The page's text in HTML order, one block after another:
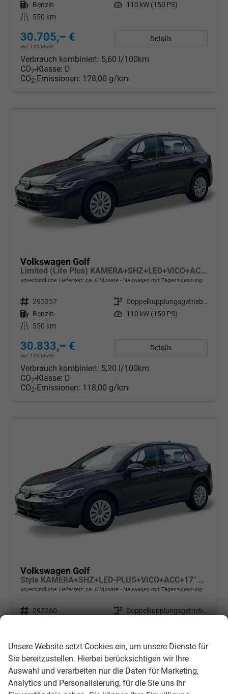
Kraftstoff Benzin Leistung 110 kW (150 PS)
Kilometerstand
550 km
30.705,– €
incl. 19% MwSt.
Details
Verbrauch kombiniert: 5,60 l/100km
CO2-Klasse: D
CO2-Emissionen: 128,00 g/km
Volkswagen Golf
Limited (Life Plus) KAMERA+SHZ+LED+VICO+ACC+17'' ALU
unverbindliche Lieferzeit: ca. 6 Monate Neuwagen mit Tageszulassung
Fahrzeugnr. 295257 Getriebe
Doppelkupplungsgetriebe (DSG)
Kraftstoff Benzin Leistung 110 kW (150 PS)
Kilometerstand
550 km
30.833,– €
incl. 19% MwSt.
Details
Verbrauch kombiniert: 5,20 l/100km
CO2-Klasse: D
CO2-Emissionen: 118,00 g/km
Volkswagen Golf
Style KAMERA+SHZ+LED-PLUS+VICO+ACC+17'' ALU
unverbindliche Lieferzeit: ca. 6 Monate Neuwagen mit Tageszulassung
Fahrzeugnr. 295260 Getriebe
Doppelkupplungsgetriebe (DSG)
31.079,– € Details
CO -Klasse: D
Unsere Website setzt Cookies ein, um unsere Dienste für
Sie bereitzustellen. Hierbei berücksichtigen wir Ihre
Auswahl und verarbeiten nur die Daten für Marketing,
Analytics und Personalisierung, für die Sie uns Ihr